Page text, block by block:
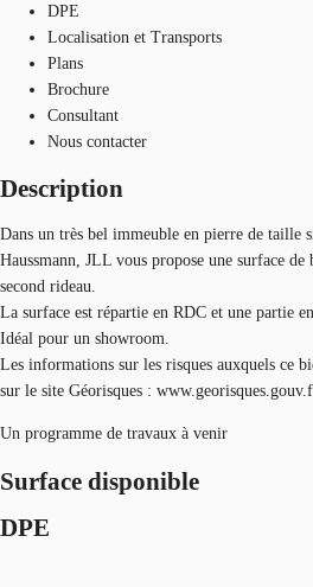
DPE
Localisation et Transports
Plans
Brochure
Consultant
Nous contacter
Description
Dans un très bel immeuble en pierre de taille
Haussmann, JLL vous propose une surface
second rideau.
La surface est répartie en RDC et une partie
Idéal pour un showroom.
Les informations sur les risques auxquels ce
sur le site Géorisques :
Un programme de travaux à venir
Surface disponible
DPE